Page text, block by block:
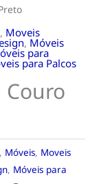
, Moveis
, Móveis
para
para Palcos
, Móveis, Moveis
, Móveis para